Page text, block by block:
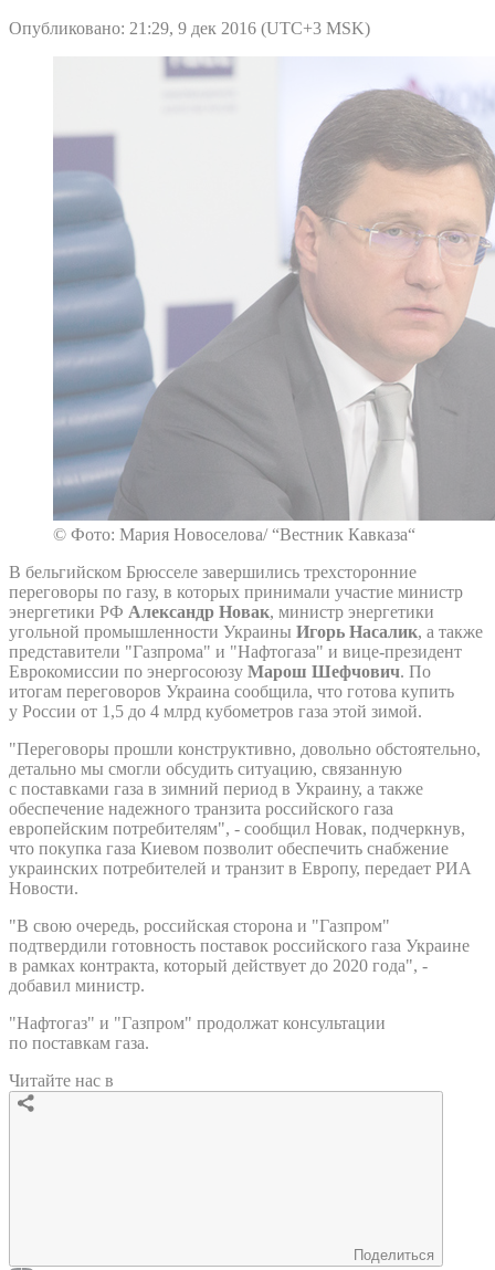
Опубликовано: 21:29, 9 дек 2016 (UTC+3 MSK)
© Фото: Мария Новоселова/ “Вестник Кавказа“
В бельгийском Брюсселе завершились трехсторонние
переговоры по газу, в которых принимали участие министр
энергетики РФ Александр Новак, министр энергетики
угольной промышленности Украины Игорь Насалик, а также
представители "Газпрома" и "Нафтогаза" и вице-президент
Еврокомиссии по энергосоюзу Марош Шефчович. По
итогам переговоров Украина сообщила, что готова купить
у России от 1,5 до 4 млрд кубометров газа этой зимой.
"Переговоры прошли конструктивно, довольно обстоятельно,
детально мы смогли обсудить ситуацию, связанную
с поставками газа в зимний период в Украину, а также
обеспечение надежного транзита российского газа
европейским потребителям", - сообщил Новак, подчеркнув,
что покупка газа Киевом позволит обеспечить снабжение
украинских потребителей и транзит в Европу, передает РИА
Новости.
"В свою очередь, российская сторона и "Газпром"
подтвердили готовность поставок российского газа Украине
в рамках контракта, который действует до 2020 года", -
добавил министр.
"Нафтогаз" и "Газпром" продолжат консультации
по поставкам газа.
Читайте нас в
Поделиться